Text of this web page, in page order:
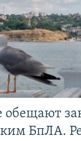
обещают
БпЛА.